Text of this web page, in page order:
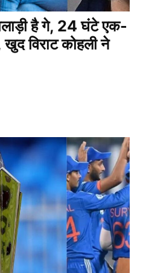
है गे, 24 घंटे एक-
विराट कोहली ने